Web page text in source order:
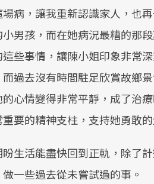
病，讓我重新認識家人，也
男孩，而在她病況最糟的那
些事情，讓陳小姐印象非常
過去沒有時間駐足欣賞故鄉
心情變得非常平靜，成了治
要的精神支柱，支持她勇敢
生活能盡快回到正軌，除了
一些過去從未嘗試過的事。